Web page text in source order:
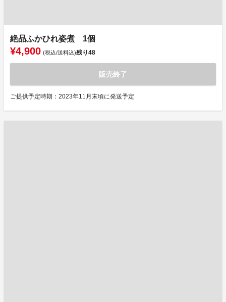
絶品ふかひれ姿煮 1個
¥4,900 (税込/送料込)残り48
販売終了
ご提供予定時期：2023年11月末頃に発送予定